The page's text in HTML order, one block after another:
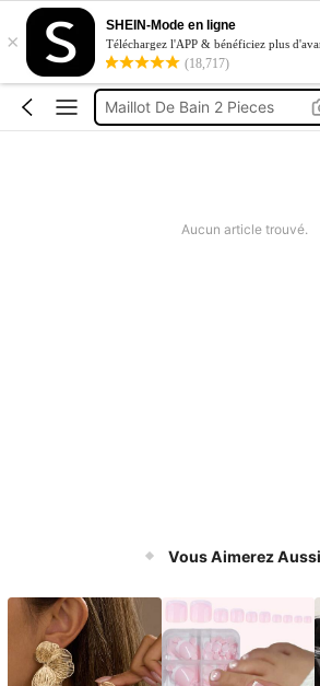
×
SHEIN-Mode en ligne
Téléchargez l'APP & bénéficiez plus
(18,717)
Maillot De Bain Femme
Squishy
Maillot De Bain 2 Pieces
Robes Femme été
Aucun article trouvé.
Vous Aimerez Aussi